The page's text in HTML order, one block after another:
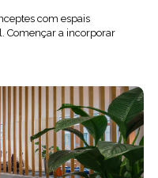
com espais
Començar a incorporar